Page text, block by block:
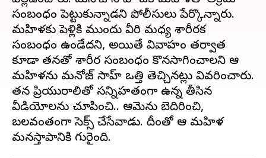
సంబంధం పెట్టుకున్నాడని పోలీసులు పేర్కొన్నారు.
మహిళకు పెళ్లికి ముందు వీరి మధ్య శారీరక
సంబంధం ఉండేదని, అయితే వివాహం తర్వాత
కూడా తనతో శారీర సంబంధం కొనసాగించాలని ఆ
మహిళను మనోజ్ సాహ్ ఒత్తి తెచ్చినట్లు వివరించారు.
తన ప్రియురాలితో సన్నిహతంగా ఉన్న తీసిన
వీడియోలను చూపించి.. ఆమెను బెదిరించి,
బలవంతంగా సెక్స్ చేసేవాడు. దీంతో ఆ మహిళ